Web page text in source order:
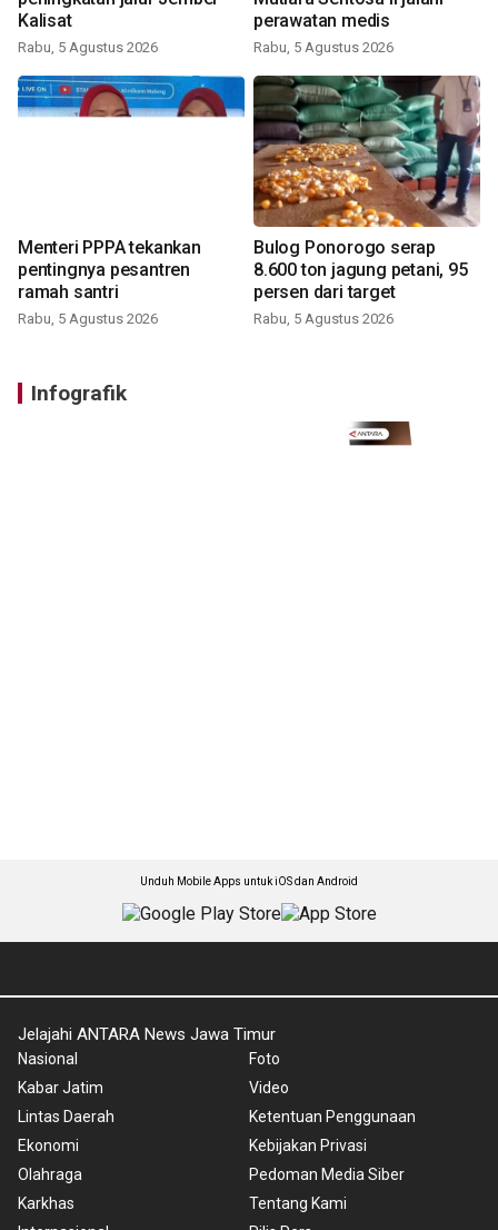
Kalisat
Rabu, 5 Agustus 2026
perawatan medis
Rabu, 5 Agustus 2026
Menteri PPPA tekankan
pentingnya pesantren
ramah santri
Rabu, 5 Agustus 2026
Bulog Ponorogo serap
8.600 ton jagung petani, 95
persen dari target
Rabu, 5 Agustus 2026
Infografik
Unduh Mobile Apps untuk iOS dan Android
Jelajahi ANTARA News Jawa Timur
Nasional
Kabar Jatim
Lintas Daerah
Ekonomi
Olahraga
Karkhas
Foto
Video
Ketentuan Penggunaan
Kebijakan Privasi
Pedoman Media Siber
Tentang Kami